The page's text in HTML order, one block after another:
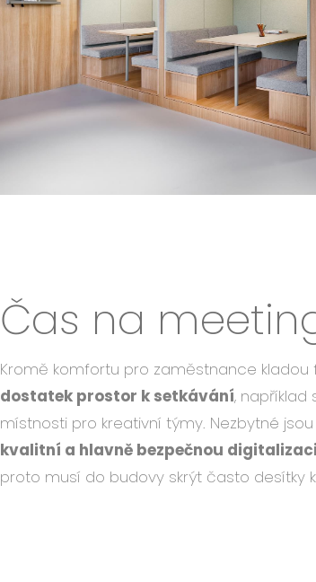
Čas na
Kromě komfortu pro zaměstnance kladou
dostatek prostor k setkávání, například
místnosti pro kreativní týmy. Nezbytné
kvalitní a hlavně bezpečnou digitalizaci
proto musí do budovy skrýt často desítky